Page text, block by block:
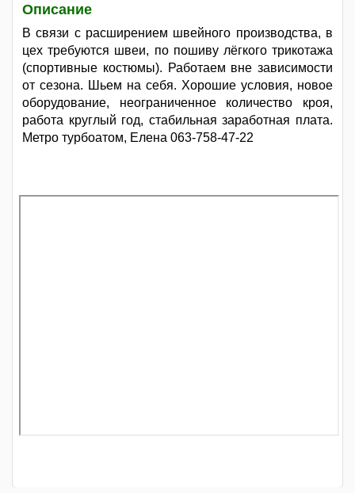
Описание
В связи с расширением швейного производства, в
цех требуются швеи, по пошиву лёгкого трикотажа
(спортивные костюмы). Работаем вне зависимости
от сезона. Шьем на себя. Хорошие условия, новое
оборудование, неограниченное количество кроя,
работа круглый год, стабильная заработная плата.
Метро турбоатом, Елена 063-758-47-22